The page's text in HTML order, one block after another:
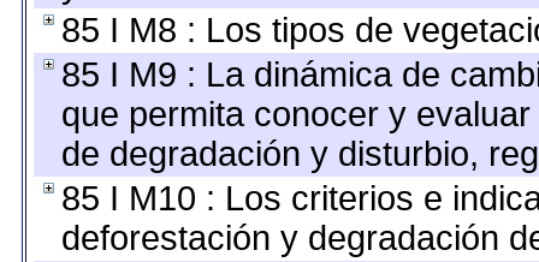
85 I M8 : Los tipos de
85 I M9 : La dinámica de
que permita conocer y
de degradación y disturbio,
85 I M10 : Los criterios e
deforestación y degradación